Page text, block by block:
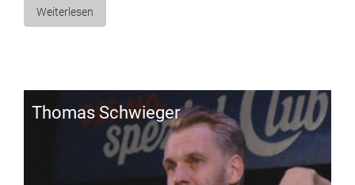
Weiterlesen
Tho­mas Schwieger